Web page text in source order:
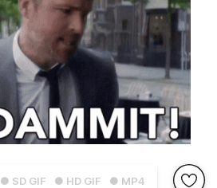
● SD GIF ● HD GIF ● MP4